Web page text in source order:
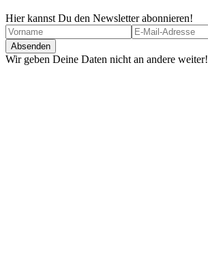
Hier kannst Du den Newsletter abonnieren!
Wir geben Deine Daten nicht an andere weiter!